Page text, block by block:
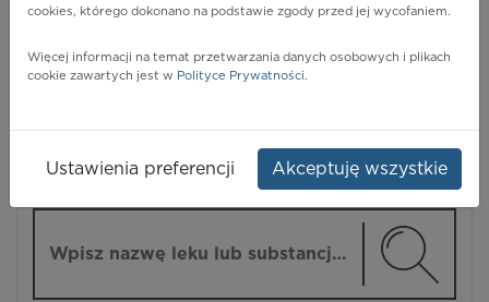
Pharmindex
cookies, którego dokonano na podstawie zgody przed jej wycofaniem.
Więcej informacji na temat przetwarzania danych osobowych i plikach
cookie zawartych jest w Polityce Prywatności.
Ustawienia preferencji Akceptuję wszystkie